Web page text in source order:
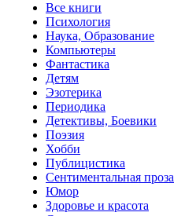
Все книги
Психология
Наука, Образование
Компьютеры
Фантастика
Детям
Эзотерика
Периодика
Детективы, Боевики
Поэзия
Хобби
Публицистика
Сентиментальная проза
Юмор
Здоровье и красота